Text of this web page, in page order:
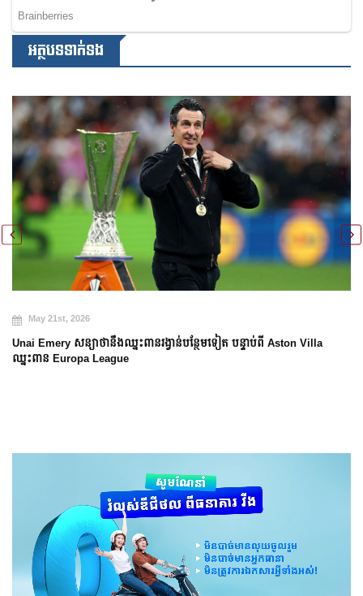
អត្ថបទទាក់ទង
May 21st, 2026
Unai Emery សន្យាថានឹងឈ្នះពានរង្វាន់បន្ថែមទៀត បន្ទាប់ពី Aston Villa
ឈ្នះពាន Europa League